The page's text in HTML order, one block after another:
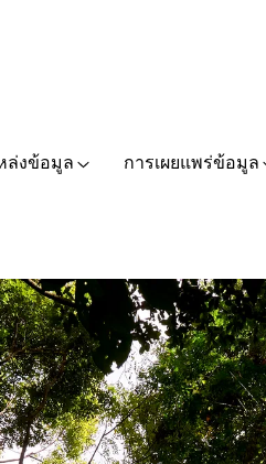
ล่งข้อมูล การเผยแพร่ข้อมูล